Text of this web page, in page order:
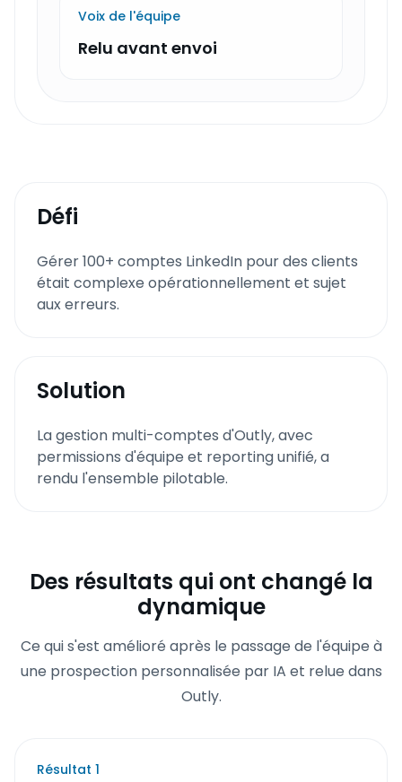
Voix de l'équipe
Relu avant envoi
Défi
Gérer 100+ comptes LinkedIn pour des clients
était complexe opérationnellement et sujet
aux erreurs.
Solution
La gestion multi-comptes d'Outly, avec
permissions d'équipe et reporting unifié, a
rendu l'ensemble pilotable.
Des résultats qui ont changé la
dynamique
Ce qui s'est amélioré après le passage de l'équipe à
une prospection personnalisée par IA et relue dans
Outly.
Résultat 1